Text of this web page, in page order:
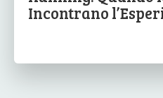
Incontrano